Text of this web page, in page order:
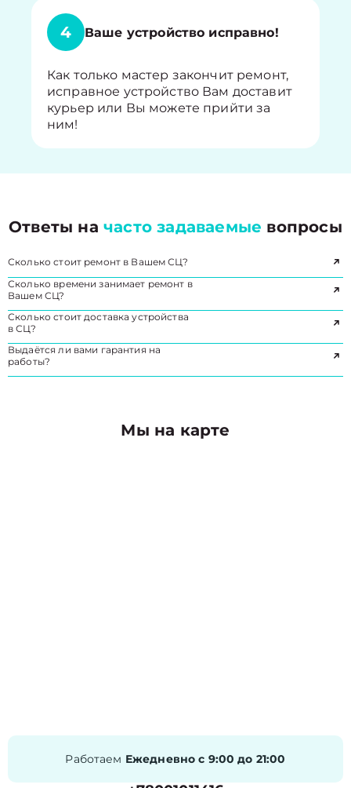
4 Ваше устройство исправно!
Как только мастер закончит ремонт,
исправное устройство Вам доставит
курьер или Вы можете прийти за
ним!
Ответы начасто задаваемые вопросы
Сколько стоит ремонт в Вашем СЦ?
Сколько времени занимает ремонт в
Вашем СЦ?
Сколько стоит доставка устройства
в СЦ?
Выдаётся ли вами гарантия на
работы?
Мы на карте
Работаем Ежедневно с 9:00 до 21:00